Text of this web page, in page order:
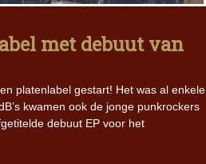
met debuut van
platenlabel gestart! Het was al enkele
kwamen ook de jonge punkrockers
debuut EP voor het